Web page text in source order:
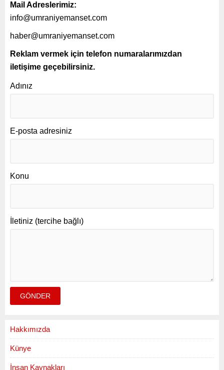
Mail Adreslerimiz:
info@umraniyemanset.com
haber@umraniyemanset.com
Reklam vermek için telefon numaralarımızdan
iletişime geçebilirsiniz.
Adınız
E-posta adresiniz
Konu
İletiniz (tercihe bağlı)
Hakkımızda
Künye
İnsan Kaynakları